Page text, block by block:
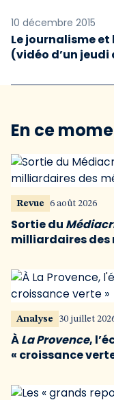
10 décembre 2015
Le journalisme
(vidéo d’un jeudi
En ce
Revue 6 août 2026
Sortie du
milliardaires des
Analyse 30 juillet
ÀLa Provence,
« croissance